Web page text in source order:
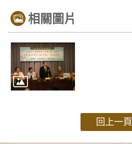
相關圖片
回上一頁